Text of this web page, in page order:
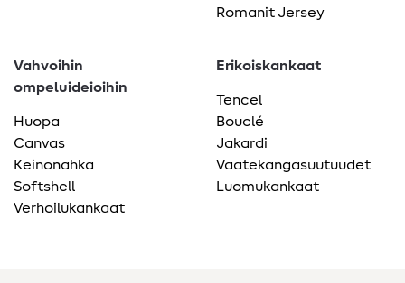
Romanit Jersey
Vahvoihin
ompeluideioihin
Huopa
Canvas
Keinonahka
Softshell
Verhoilukankaat
Erikoiskankaat
Tencel
Bouclé
Jakardi
Vaatekangasuutuudet
Luomukankaat